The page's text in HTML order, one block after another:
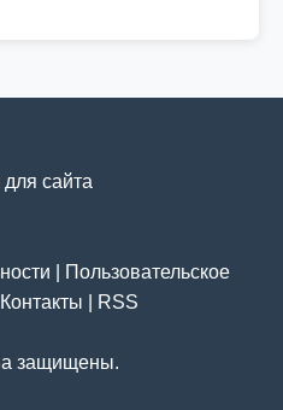
сайта
Пользовательское
Контакты RSS
защищены.